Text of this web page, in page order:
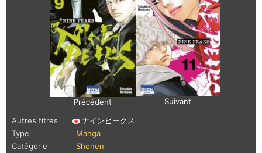
Précédent Suivant
Autres titres
ナインピークス
Type
Manga
Catégorie
Shonen